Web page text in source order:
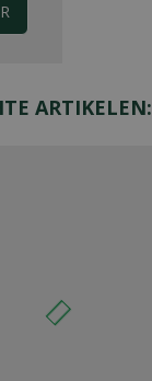
ARTIKELEN: